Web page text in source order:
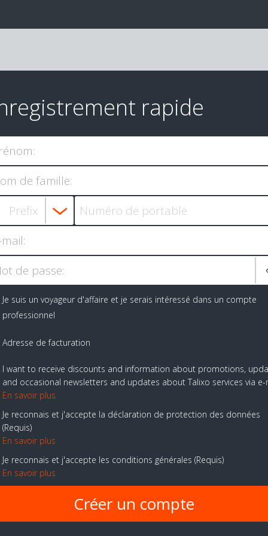
rapide
de famille:
de passe:
Je suis un voyageur d'affaire et je serais intéressé dans un compte
professionnel
Adresse de facturation
I want to receive discounts and information about promotions,
and occasional newsletters and updates about Talixo services via e-
En savoir plus
Je reconnais et j'accepte la déclaration de protection des données
Requis
En savoir plus
Je reconnais et j'accepte les conditions générales Requis
En savoir plus